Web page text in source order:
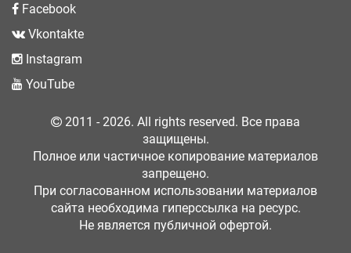
Facebook
Vkontakte
Instagram
YouTube
2011 - 2026. All rights reserved. Все права
защищены.
Полное или частичное копирование материалов
запрещено.
При согласованном использовании материалов
сайта необходима гиперссылка на ресурс.
Не является публичной офертой.